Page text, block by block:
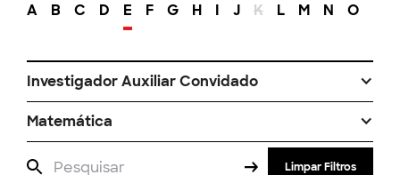
A B C D E F G H I J K L M N O
Investigador Auxiliar Convidado
Matemática
Limpar Filtros